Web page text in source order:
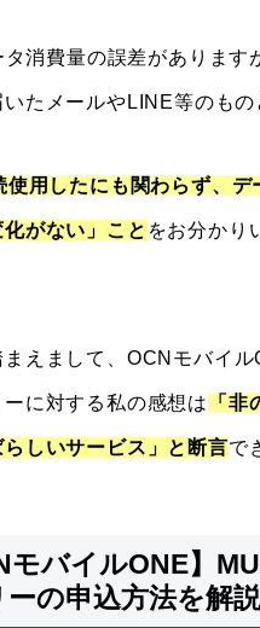
消費量の誤差があります
たメールやLINE等のもの
使用したにも関わらず、デ
がない」こと をお分かり
まえまして、OCNモバイ
ーに対する私の感想は 「
しいサービス」と断言で
モバイルONE】
ーの申込方法を解